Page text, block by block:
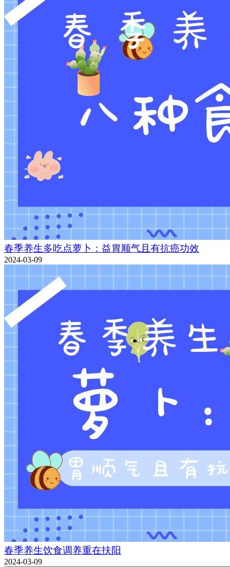
春季养生多吃点萝卜：益胃顺气且有抗癌功效
2024-03-09
春季养生饮食调养重在扶阳
2024-03-09